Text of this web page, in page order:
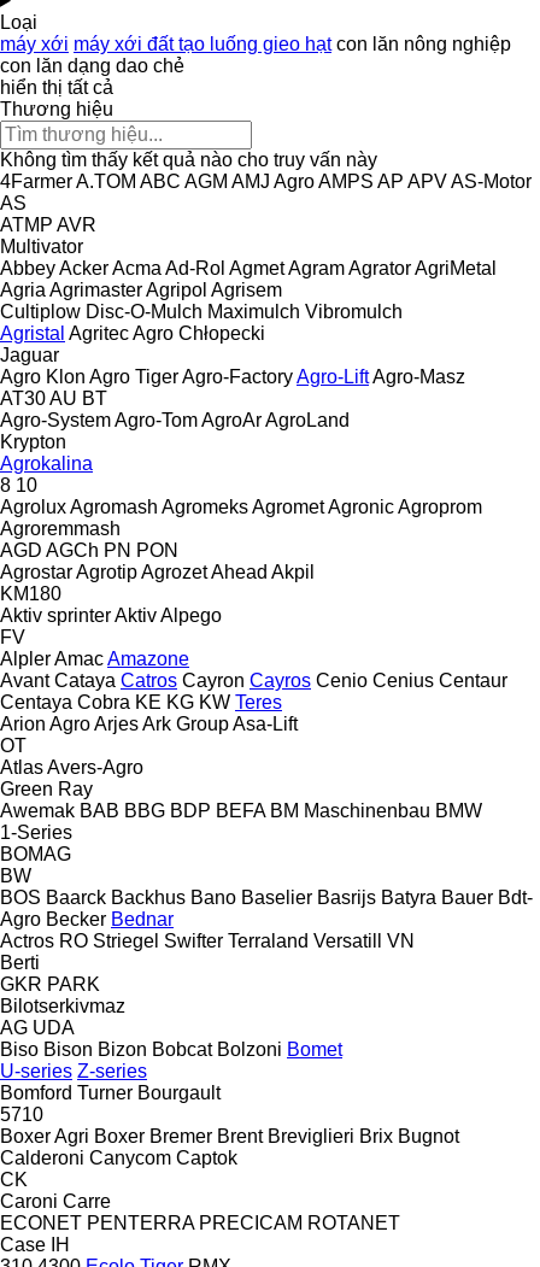
Loại
máy xới máy xới đất tạo luống gieo hạt con lăn nông nghiệp
con lăn dạng dao chẻ
hiển thị tất cả
Thương hiệu
Không tìm thấy kết quả nào cho truy vấn này
4FarmerA.TOM ABC AGM AMJ AgroAMPS AP APVAS-Motor
AS
ATMP AVR
Multivator
AbbeyAckerAcma Ad-Rol AgmetAgramAgratorAgriMetal
Agria AgrimasterAgripol Agrisem
Cultiplow Disc-O-Mulch Maximulch Vibromulch
Agristal AgritecAgro Chłopecki
Jaguar
Agro Klon Agro TigerAgro-FactoryAgro-LiftAgro-Masz
AT30AU BT
Agro-SystemAgro-TomAgroArAgroLand
Krypton
Agrokalina
8 10
AgroluxAgromash AgromeksAgrometAgronicAgroprom
Agroremmash
AGD AGCh PN PON
AgrostarAgrotipAgrozetAhead Akpil
KM180
Aktiv sprinterAktivAlpego
FV
AlplerAmacAmazone
Avant Cataya Catros Cayron Cayros Cenio Cenius Centaur
Centaya Cobra KE KG KW Teres
Arion AgroArjesArk GroupAsa-Lift
OT
AtlasAvers-Agro
Green Ray
Awemak BAB BBG BDP BEFA BM Maschinenbau BMW
1-Series
BOMAG
BW
BOS Baarck Backhus Bano Baselier Basrijs Batyra Bauer Bdt-
Agro Becker Bednar
Actros RO Striegel Swifter Terraland Versatill VN
Berti
GKR PARK
Bilotserkivmaz
AG UDA
Biso Bison Bizon Bobcat Bolzoni Bomet
U-series Z-series
Bomford Turner Bourgault
5710
Boxer Agri Boxer Bremer Brent Breviglieri Brix Bugnot
Calderoni Canycom Captok
CK
Caroni Carre
ECONET PENTERRA PRECICAM ROTANET
Case IH